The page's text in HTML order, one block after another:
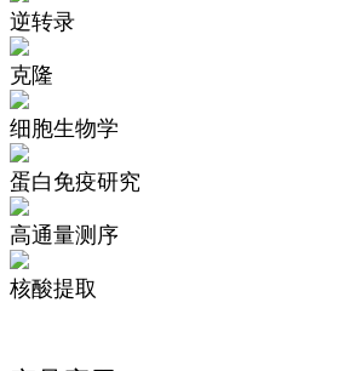
逆转录
克隆
细胞生物学
蛋白免疫研究
高通量测序
核酸提取